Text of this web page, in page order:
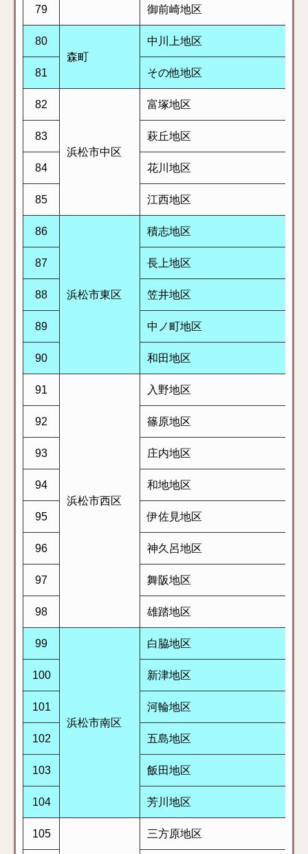
79 御前崎地区
80
森町
中川上地区
81 その他地区
82
浜松市中区
富塚地区
83 萩丘地区
84 花川地区
85 江西地区
86
浜松市東区
積志地区
87 長上地区
88 笠井地区
89 中ノ町地区
90 和田地区
91
浜松市西区
入野地区
92 篠原地区
93 庄内地区
94 和地地区
95 伊佐見地区
96 神久呂地区
97 舞阪地区
98 雄踏地区
99
浜松市南区
白脇地区
100 新津地区
101 河輪地区
102 五島地区
103 飯田地区
104 芳川地区
105 三方原地区